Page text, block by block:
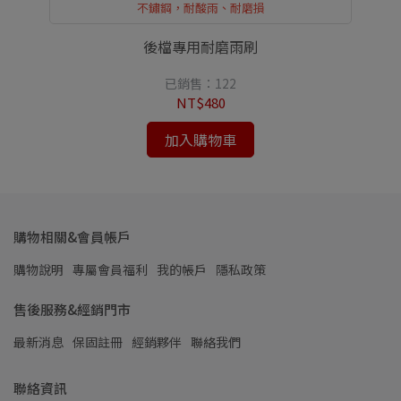
不鏽鋼，耐酸雨、耐磨損
後檔專用耐磨雨刷
已銷售：122
NT$480
加入購物車
購物相關&會員帳戶
購物說明 專屬會員福利 我的帳戶 隱私政策
售後服務&經銷門市
最新消息 保固註冊 經銷夥伴 聯絡我們
聯絡資訊